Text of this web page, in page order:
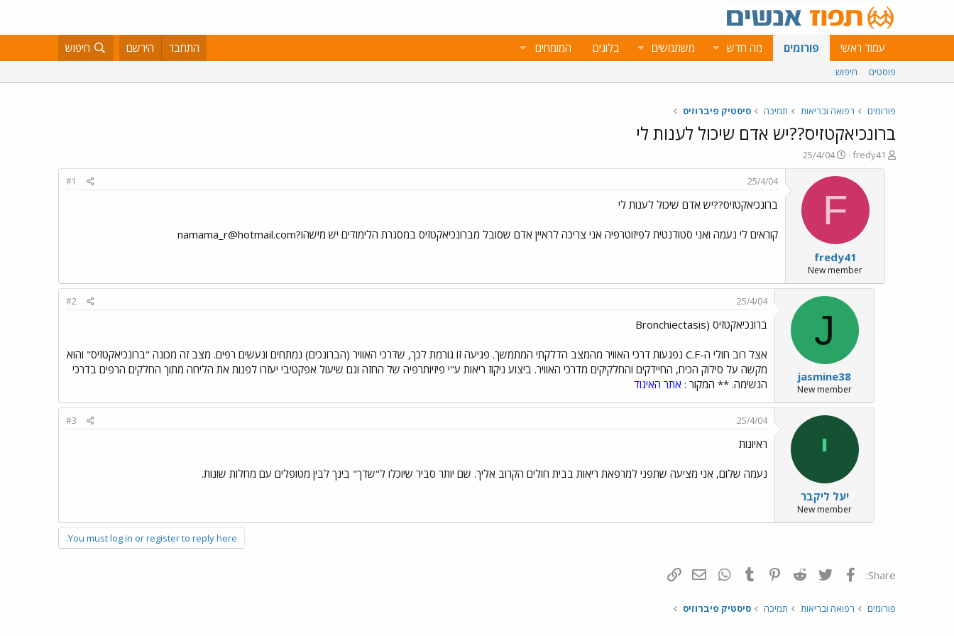
עמוד ראשי פורומים מה חדש משתמשים בלוגים המומחים התחבר הירשם חיפוש
פוסטים חיפוש
פורומים רפואה ובריאות תמיכה סיסטיק פיברוזיס
ברונכיאקטזיס??יש אדם שיכול לענות לי
פ
ו
fredy41
פ
ו
ר
א
ר
י
ך
25/4/04
F
fredy41
New member
25/4/04
#1
ברונכיאקטזיס??יש אדם שיכול לענות לי
קוראים לי נעמה ואני סטודנטית לפיזוטרפיה אני צריכה לראיין אדם שסובל מברונכיאקטזיס במסגרת הלימודים יש מישהו?namama_r@hotmail.com
J
jasmine38
New member
25/4/04
#2
ברונכיאקטזיס (Bronchiectasis
אצל רוב חולי ה-C.F נפגעות דרכי האוויר מהמצב הדלקתי המתמשך. פגיעה זו גורמת לכך, שדרכי האוויר (הברונכים) נמתחים ונעשים רפים. מצב זה מכונה "ברונכיאקטזיס" והוא
מקשה על סילוק הכיח, החיידקים והחלקיקים מדרכי האוויר. ביצוע ניקוז ריאות ע"י פיזיותרפיה של החזה וגם שיעול אפקטיבי יעזרו לפנות את הליחה מתוך החלקים הרפים בדרכי
הנשימה. ** המקור : אתר האיגוד
י
יעל ליקבר
New member
25/4/04
#3
ראיונות
נעמה שלום, אני מציעה שתפני למרפאת ריאות בבית חולים הקרוב אליך. שם יותר סביר שיוכלו ל"שדך" בינך לבין מטופלים עם מחלות שונות.
You must log in or register to reply here.
Share: פייסבוק Twitter
Reddit
Pinterest
Tumblr
WhatsAppדואר אלקטרוני
פורומים רפואה ובריאות תמיכה סיסטיק פיברוזיס